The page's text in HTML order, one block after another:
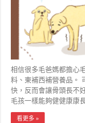
相信很多毛爸媽都擔心
料、東補西補營養品。
快，反而會讓骨頭長不
毛孩一樣能夠健健康康
看更多 »